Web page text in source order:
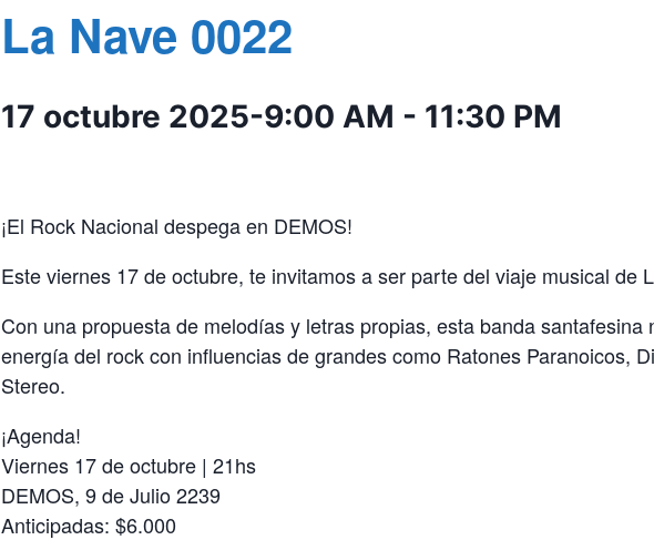
La Nave 0022
17 octubre 2025-9:00 AM - 11:30 PM
¡El Rock Nacional despega en DEMOS!
Este viernes 17 de octubre, te invitamos a ser parte del viaje musical de
Con una propuesta de melodías y letras propias, esta banda santafesina
energía del rock con influencias de grandes como Ratones Paranoicos,
Stereo.
¡Agenda!
Viernes 17 de octubre | 21hs
DEMOS, 9 de Julio 2239
Anticipadas: $6.000